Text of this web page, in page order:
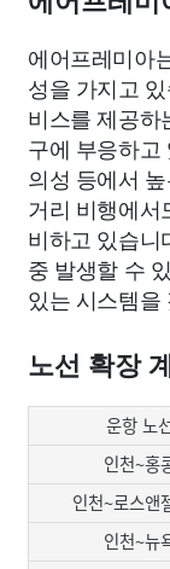
에어프레미아
성을 가지고
비스를 제공하
구에 부응하고
의성 등에서
거리 비행에서
비하고 있습니
중 발생할 수
있는 시스템을
노선 확장
운항 노
인천~홍
인천~로스앤
인천~뉴